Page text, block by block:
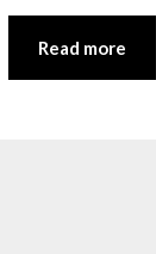
Read more